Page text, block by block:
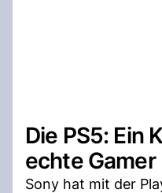
Die PS5: Ein
echte Gamer
Sony hat mit der